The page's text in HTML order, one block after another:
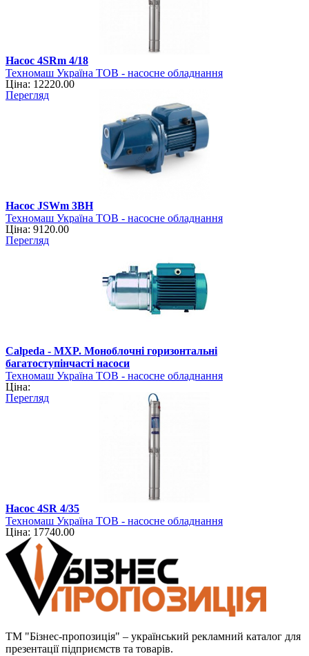
Насос 4SRm 4/18
Техномаш Україна ТОВ - насосне обладнання
Ціна: 12220.00
Перегляд
Насос JSWm 3BH
Техномаш Україна ТОВ - насосне обладнання
Ціна: 9120.00
Перегляд
Calpeda - MXP. Моноблочні горизонтальні
багатоступінчасті насоси
Техномаш Україна ТОВ - насосне обладнання
Ціна:
Перегляд
Насос 4SR 4/35
Техномаш Україна ТОВ - насосне обладнання
Ціна: 17740.00
ТМ "Бізнес-пропозиція" – український рекламний каталог для
презентації підприємств та товарів.